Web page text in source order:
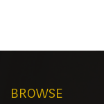
BROWSE